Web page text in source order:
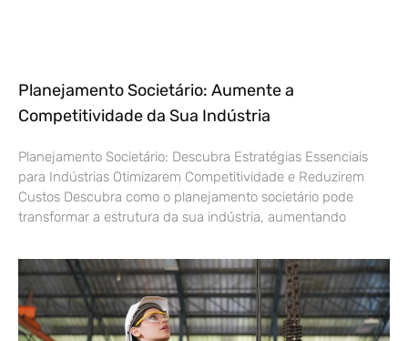
Planejamento Societário: Aumente a
Competitividade da Sua Indústria
Planejamento Societário: Descubra Estratégias Essenciais
para Indústrias Otimizarem Competitividade e Reduzirem
Custos Descubra como o planejamento societário pode
transformar a estrutura da sua indústria, aumentando